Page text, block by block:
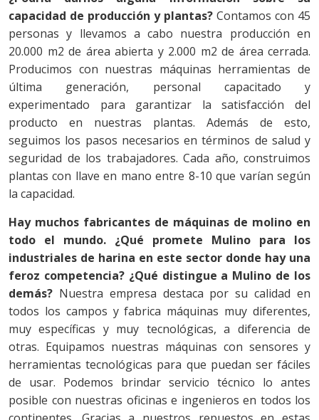
capacidad de producción y plantas? Contamos con 45
personas y llevamos a cabo nuestra producción en
20.000 m2 de área abierta y 2.000 m2 de área cerrada.
Producimos con nuestras máquinas herramientas de
última generación, personal capacitado y
experimentado para garantizar la satisfacción del
producto en nuestras plantas. Además de esto,
seguimos los pasos necesarios en términos de salud y
seguridad de los trabajadores. Cada año, construimos
plantas con llave en mano entre 8-10 que varían según
la capacidad.
Hay muchos fabricantes de máquinas de molino en
todo el mundo. ¿Qué promete Mulino para los
industriales de harina en este sector donde hay una
feroz competencia? ¿Qué distingue a Mulino de los
demás? Nuestra empresa destaca por su calidad en
todos los campos y fabrica máquinas muy diferentes,
muy específicas y muy tecnológicas, a diferencia de
otras. Equipamos nuestras máquinas con sensores y
herramientas tecnológicas para que puedan ser fáciles
de usar. Podemos brindar servicio técnico lo antes
posible con nuestras oficinas e ingenieros en todos los